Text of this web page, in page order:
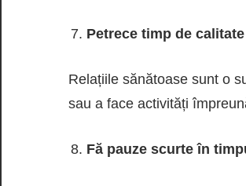
Petrece timp de
Relațiile sănătoase sunt o
sau a face activități
Fă pauze scurte în